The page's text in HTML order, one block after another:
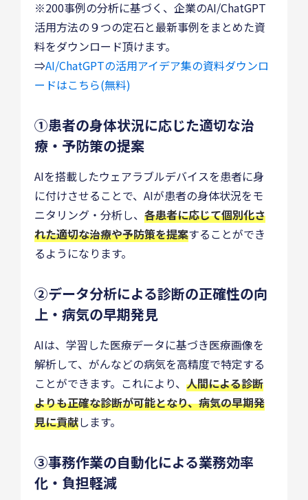
※200事例の分析に基づく、企業のAI/ChatGPT
活用方法の９つの定石と最新事例をまとめた資
料をダウンロード頂けます。
⇒AI/ChatGPTの活用アイデア集の資料ダウンロ
ードはこちら(無料)
①患者の身体状況に応じた適切な治
療・予防策の提案
AIを搭載したウェアラブルデバイスを患者に身
に付けさせることで、AIが患者の身体状況をモ
ニタリング・分析し、 各患者に応じて個別化さ
れた適切な治療や予防策を提案することができ
るようになります。
②データ分析による診断の正確性の向
上・病気の早期発見
AIは、学習した医療データに基づき医療画像を
解析して、がんなどの病気を高精度で特定する
ことができます。これにより、 人間による診断
よりも正確な診断が可能となり、病気の早期発
見に貢献します。
③事務作業の自動化による業務効率
化・負担軽減